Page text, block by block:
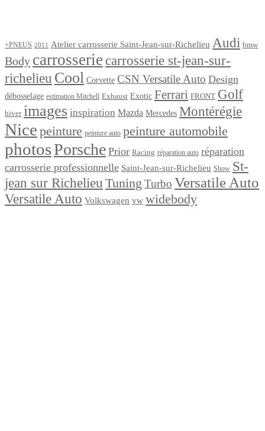
+PNEUS 2011 Atelier carrosserie Saint-Jean-sur-Richelieu Audi bmw
Body carrosserie carrosserie st-jean-sur-
richelieu Cool Corvette CSN Versatile Auto Design
débosselage estimation Mitchell Exhaust Exotic Ferrari FRONT Golf
hiver images inspiration Mazda Mercedes Montérégie
Nice peinture peinture auto peinture automobile
photosPorsche Prior Racing réparation auto réparation
carrosserie professionnelle Saint-Jean-sur-Richelieu Show St-
jean sur Richelieu Tuning Turbo Versatile Auto
Versatile Auto Volkswagen vw widebody